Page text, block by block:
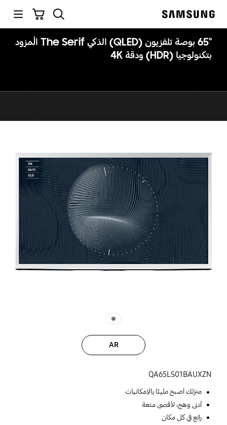
"65 بوصة تلفزيون (QLED) الذكي The Serif المُزود
بتكنولوجيا (HDR) ودقة 4K
AR
QA65LS01BAUXZN
منزلك أصبح مليئًا بالإمكانيات
أدنى وهج، لأقصى متعة
رائع في كل مكان